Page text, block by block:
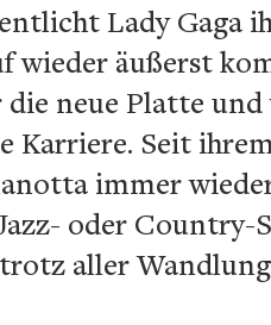
Lady Gaga
wieder äußerst
neue Platte
Karriere. Seit
immer
oder Country-
aller